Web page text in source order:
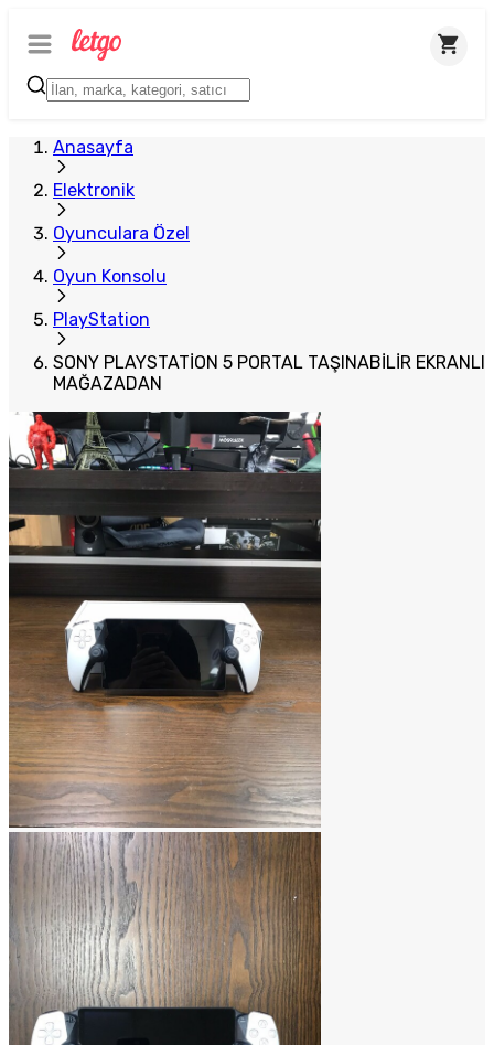
Anasayfa
Elektronik
Oyunculara Özel
Oyun Konsolu
PlayStation
SONY PLAYSTATİON 5 PORTAL TAŞINABİLİR EKRANLI
MAĞAZADAN
Plus Satıcı